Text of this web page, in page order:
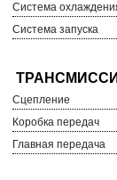
Система
Система запуска
Сцепление
Коробка передач
Главная передача